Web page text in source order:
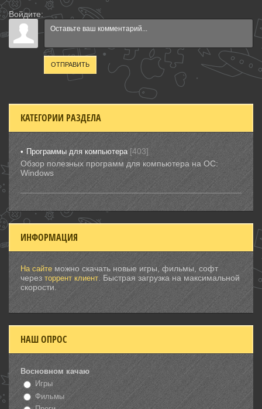
Войдите:
ОТПРАВИТЬ
КАТЕГОРИИ РАЗДЕЛА
Программы для компьютера [403]
Обзор полезных программ для компьютера на ОС:
Windows
ИНФОРМАЦИЯ
На сайте можно скачать новые игры, фильмы, софт
через торрент клиент . Быстрая загрузка на максимальной
скорости.
НАШ ОПРОС
Восновном качаю
Игры
Фильмы